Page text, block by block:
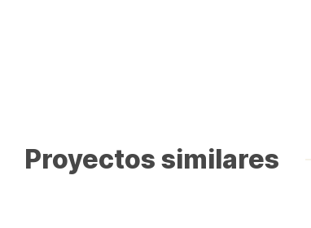
Proyectos similares